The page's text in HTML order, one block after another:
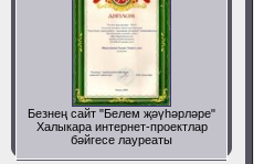
Безнең сайт "Белем җәүһәрләре"
Халыкара интернет-проектлар
бәйгесе лауреаты